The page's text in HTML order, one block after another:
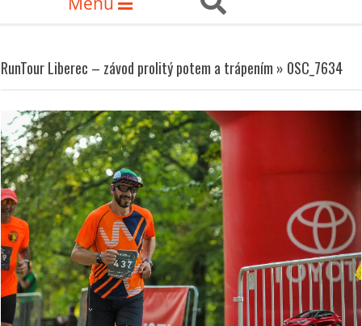
Navigation
RunTour Liberec – závod prolitý potem a trápením » 0SC_7634